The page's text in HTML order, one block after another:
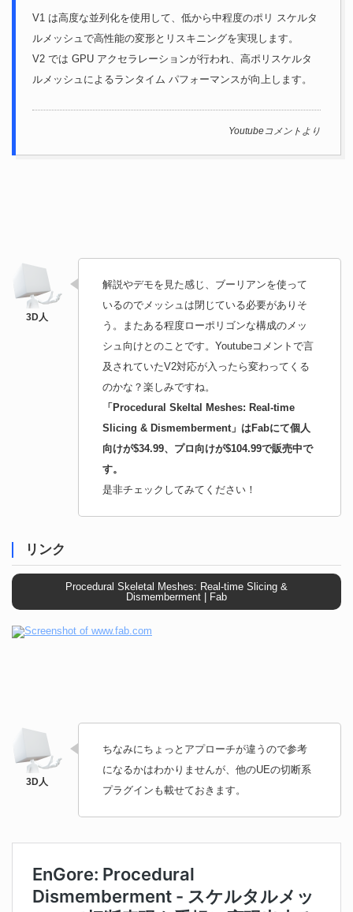
V1 は高度な並列化を使用して、低から中程度のポリ スケルタ
ルメッシュで高性能の変形とリスキニングを実現します。
V2 では GPU アクセラレーションが行われ、高ポリスケルタ
ルメッシュによるランタイム パフォーマンスが向上します。
Youtubeコメントより
解説やデモを見た感じ、ブーリアンを使って
いるのでメッシュは閉じている必要がありそ
う。またある程度ローポリゴンな構成のメッ
シュ向けとのことです。Youtubeコメントで言
及されていたV2対応が入ったら変わってくる
のかな？楽しみですね。
「Procedural Skeltal Meshes: Real-time
Slicing & Dismemberment」はFabにて個人
向けが$34.99、プロ向けが$104.99で販売中で
す。
是非チェックしてみてください！
リンク
Procedural Skeletal Meshes: Real-time Slicing &
Dismemberment | Fab
ちなみにちょっとアプローチが違うので参考
になるかはわかりませんが、他のUEの切断系
プラグインも載せておきます。